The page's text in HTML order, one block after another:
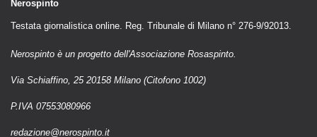
Nerospinto
Testata giornalistica online. Reg. Tribunale di Milano n° 276-9/92013.
Nerospinto è un progetto dell'Associazione Rosaspinto.
Via Schiaffino, 25 20158 Milano (Citofono 1002)
P.IVA 07553080966
redazione@nerospinto.it